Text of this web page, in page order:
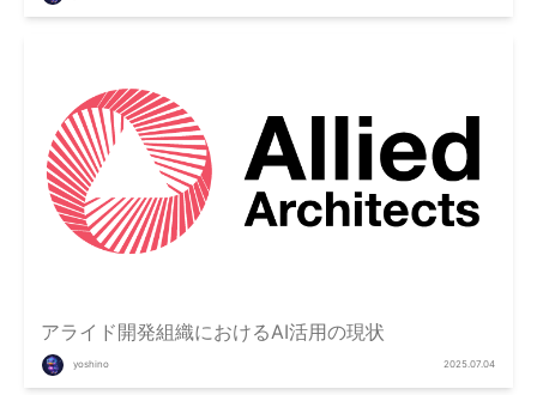
アライド開発組織におけるAI活用の現状
yoshino 2025.07.04